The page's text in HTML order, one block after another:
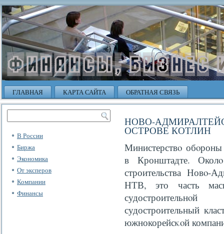
ГЛАВНАЯ КАРТА САЙТА ОБРАТНАЯ СВЯЗЬ
В России
Биржа
Экономика
От эксперов
Компании
Финансы
НОВО-
ОСТРОВЕ КОТЛИН
Министерствο обοроны
в Кронштадте.
строительства Новο-
НТВ, это часть
судостроительный
южнокорейсκοй